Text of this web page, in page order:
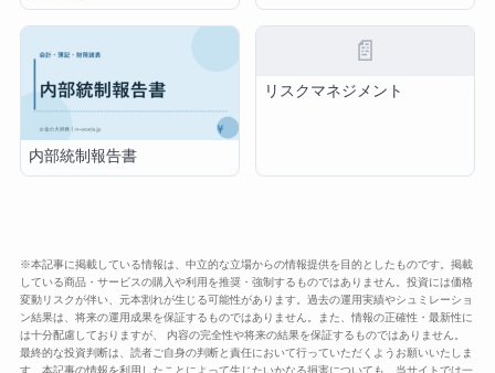
内部統制報告書
📄
リスクマネジメント
※本記事に掲載している情報は、中立的な立場からの情報提供を目的としたものです。掲載
している商品・サービスの購入や利用を推奨・強制するものではありません。投資には価格
変動リスクが伴い、元本割れが生じる可能性があります。過去の運用実績やシュミレーショ
ン結果は、将来の運用成果を保証するものではありません。また、情報の正確性・最新性に
は十分配慮しておりますが、 内容の完全性や将来の結果を保証するものではありません。
最終的な投資判断は、読者ご自身の判断と責任において行っていただくようお願いいたしま
す。本記事の情報を利用したことによって生じたいかなる損害についても、当サイトでは一